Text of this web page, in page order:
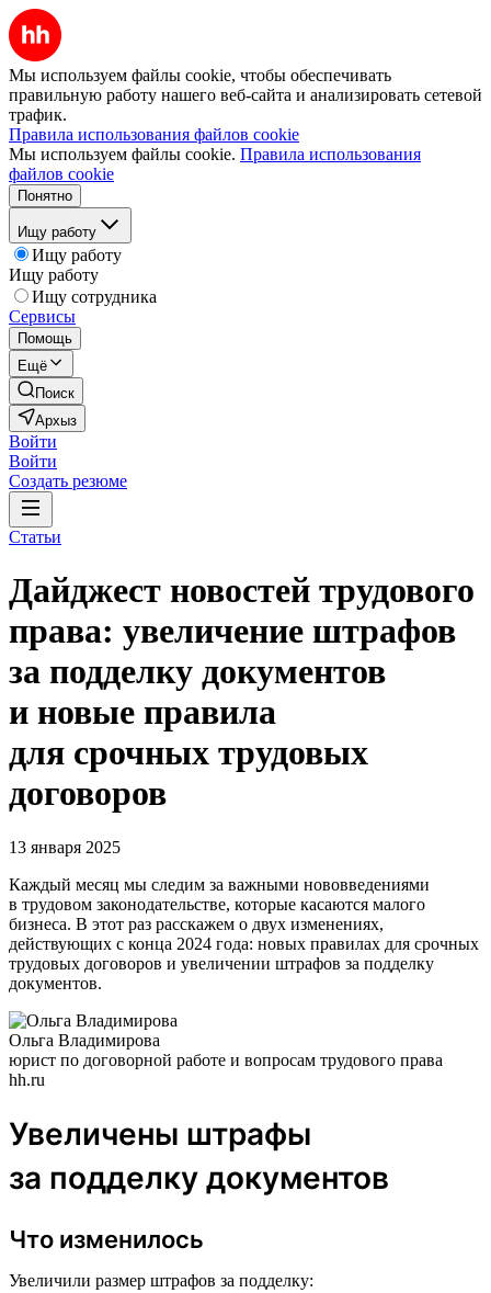
Мы используем файлы cookie, чтобы обеспечивать
правильную работу нашего веб-сайта и анализировать сетевой
трафик.
Правила использования файлов cookie
Мы используем файлы cookie. Правила использования
файлов cookie
Понятно
Ищу работу
Ищу работу
Ищу работу
Ищу сотрудника
Сервисы
Помощь
Ещё
Поиск
Архыз
Войти
Войти
Создать резюме
Статьи
Дайджест новостей трудового
права: увеличение штрафов
за подделку документов
и новые правила
для срочных трудовых
договоров
13 января 2025
Каждый месяц мы следим за важными нововведениями
в трудовом законодательстве, которые касаются малого
бизнеса. В этот раз расскажем о двух изменениях,
действующих с конца 2024 года: новых правилах для срочных
трудовых договоров и увеличении штрафов за подделку
документов.
Ольга Владимирова
юрист по договорной работе и вопросам трудового права
hh.ru
Увеличены штрафы
за подделку документов
Что изменилось
Увеличили размер штрафов за подделку: